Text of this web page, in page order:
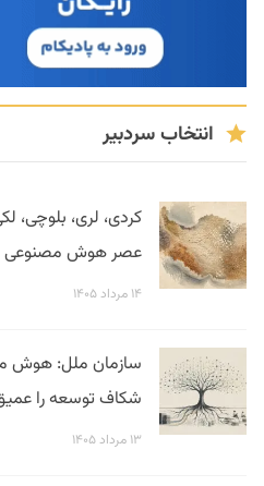
انتخاب سردبیر
کردی، لری، بلوچی،
عصر هوش مصنوعی
۱۴ مرداد ۱۴۰۵
سازمان ملل: هوش
شکاف توسعه را
۱۳ مرداد ۱۴۰۵